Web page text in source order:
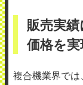
販売実
価格を実
複合機業界で